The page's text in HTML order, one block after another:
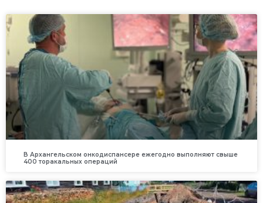
В Архангельском онкодиспансере ежегодно выполняют свыше
400 торакальных операций